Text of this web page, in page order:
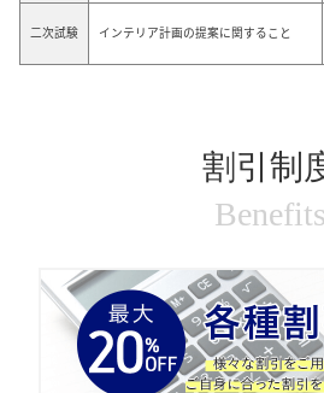
二次試験 インテリア計画の提案に関すること
割引制
Benefits